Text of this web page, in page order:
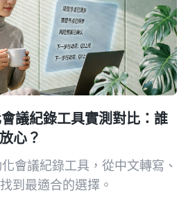
議紀錄工具實測對比：誰
心？
會議紀錄工具，從中文轉寫、
到最適合的選擇。